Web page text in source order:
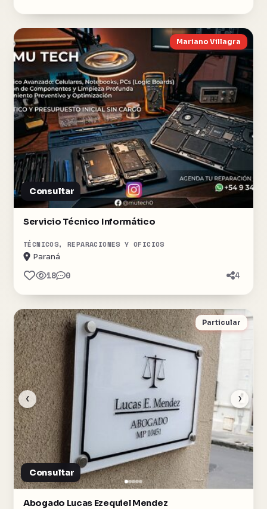
Mariano Villagra
Consultar
Servicio Técnico Informático
TÉCNICOS, REPARACIONES Y OFICIOS
Paraná
18 0 4
‹ ›
Particular
Consultar
Abogado Lucas Ezequiel Mendez